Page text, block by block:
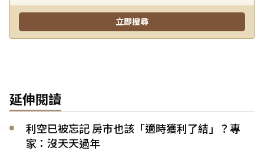
延伸閱讀
利空已被忘記 房市也該「適時獲利了結」？專
家：沒天天過年